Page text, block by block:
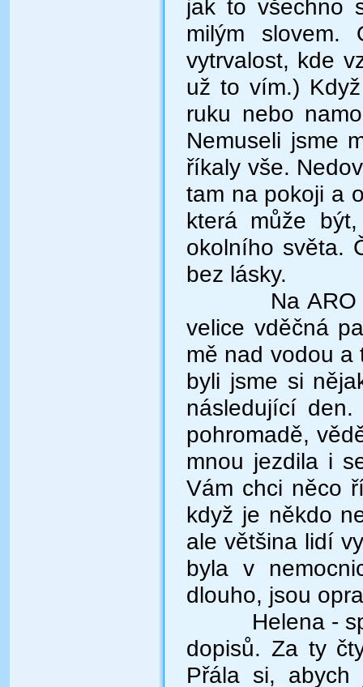
jak to všechno
milým
vytrvalost, kde
už to vím.)
ruku nebo
Nemuseli jsme
říkaly vše.
tam na pokoji a
která může
okolního světa.
bez lásky.
Na
velice vděčná
mě nad vodou a
byli jsme si
následující
pohromadě,
mnou jezdila i
Vám chci něco
když je někdo
ale většina lidí
byla v
dlouho, jsou
Helena -
dopisů. Za ty
Přála si,